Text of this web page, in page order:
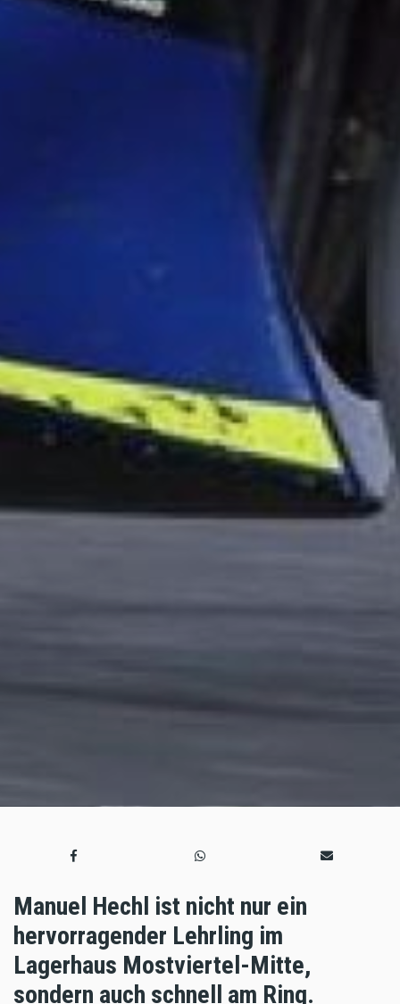
Manuel Hechl ist nicht nur ein
hervorragender Lehrling im
Lagerhaus Mostviertel-Mitte,
sondern auch schnell am Ring.